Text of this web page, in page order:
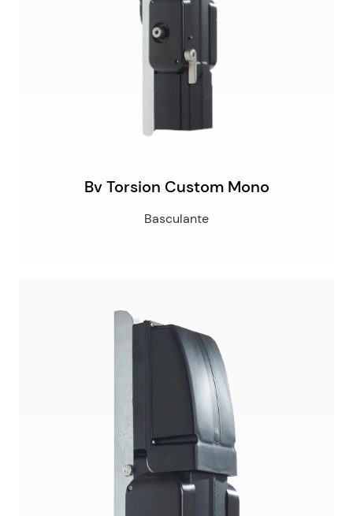
Bv Torsion Custom Mono
Basculante